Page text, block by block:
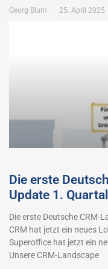
Georg Blum 25. April 2025
Die erste
Update 1.
Die erste Deutsche
CRM hat jetzt ein neues
Superoffice hat jetzt ein
Unsere CRM-Landscape